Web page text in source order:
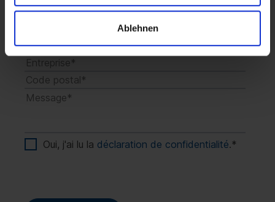
Ablehnen
Oui, j'ai lu la déclaration de confidentialité.*